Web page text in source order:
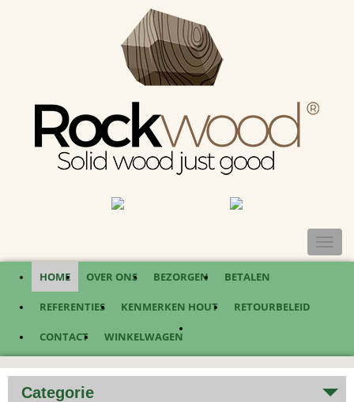
HOME OVER ONS BEZORGEN BETALEN
REFERENTIES KENMERKEN HOUT RETOURBELEID
CONTACT WINKELWAGEN
Categorie